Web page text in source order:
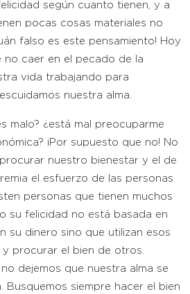
según cuanto tienen, y a
pocas cosas materiales no
falso es este pensamiento! Hoy
no caer en el pecado de la
vida trabajando para
nuestra alma.
malo? ¿está mal preocuparme
¡Por supuesto que no! No
nuestro bienestar y el de
el esfuerzo de las personas
personas que tienen muchos
su felicidad no está basada en
su dinero sino que utilizan esos
procurar el bien de otros.
dejemos que nuestra alma se
Busquemos siempre hacer el bien